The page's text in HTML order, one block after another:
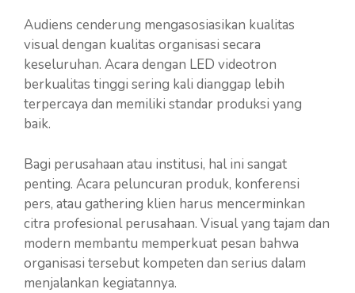
Audiens cenderung mengasosiasikan kualitas
visual dengan kualitas organisasi secara
keseluruhan. Acara dengan LED videotron
berkualitas tinggi sering kali dianggap lebih
terpercaya dan memiliki standar produksi yang
baik.
Bagi perusahaan atau institusi, hal ini sangat
penting. Acara peluncuran produk, konferensi
pers, atau gathering klien harus mencerminkan
citra profesional perusahaan. Visual yang tajam dan
modern membantu memperkuat pesan bahwa
organisasi tersebut kompeten dan serius dalam
menjalankan kegiatannya.